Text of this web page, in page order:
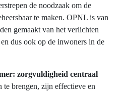
de noodzaak om de
te maken. OPNL is van
gemaakt van het verlichten
dus ook op de inwoners in de
zorgvuldigheid centraal
te brengen, zijn effectieve en